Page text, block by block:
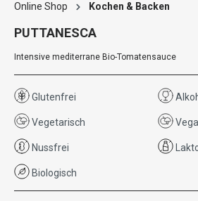
Online Shop Kochen & Backen
PUTTANESCA
Intensive mediterrane Bio-Tomatensauce
Glutenfrei
Vegetarisch
Nussfrei
Biologisch